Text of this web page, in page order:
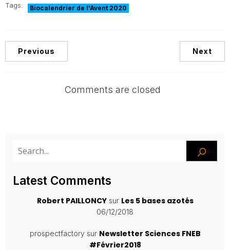
Tags: Biocalendrier de l'Avent 2020
Previous Next
Comments are closed
Latest Comments
Robert PAILLONCYsur Les 5 bases azotés
06/12/2018
prospectfactorysur Newsletter Sciences FNEB
#Février2018